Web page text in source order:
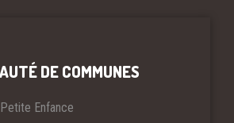
DE COMMUNES
Petite Enfance